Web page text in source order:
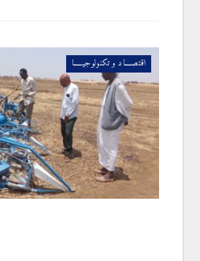
اقتصــــاد و تكنولوجيـــــا